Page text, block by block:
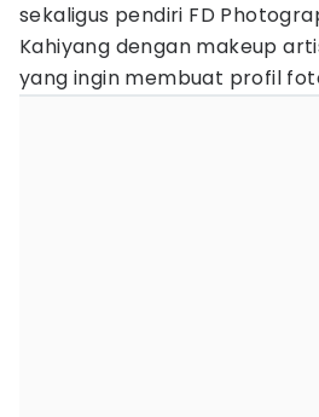
sekaligus pendiri FD
Kahiyang dengan makeup
yang ingin membuat profil